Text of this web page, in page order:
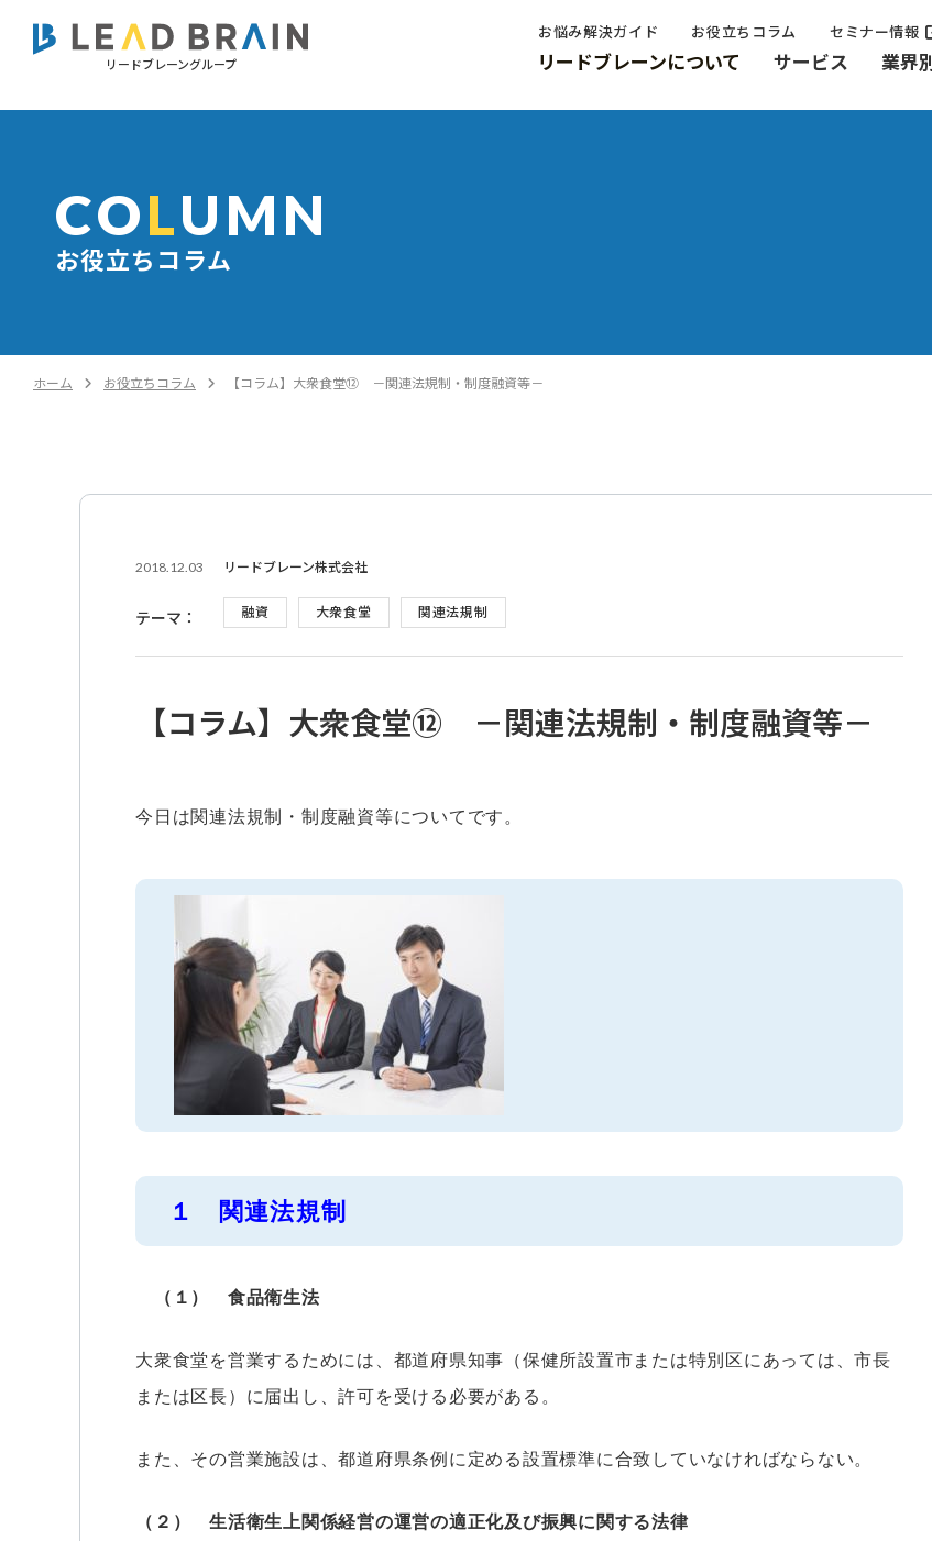
リードブレーングループ
お悩み解決ガイド お役立ちコラム セミナー情報
リードブレーンについて サービス 業界別
お役立ちコラム
COLUMN
ホーム お役立ちコラム 【コラム】大衆食堂⑫ －関連法規制・制度融資等－
2018.12.03 リードブレーン株式会社
テーマ： 融資 大衆食堂 関連法規制
【コラム】大衆食堂⑫ －関連法規制・制度融資等－
今日は関連法規制・制度融資等についてです。
１ 関連法規制
（１） 食品衛生法
大衆食堂を営業するためには、都道府県知事（保健所設置市または特別区にあっては、市長
または区長）に届出し、許可を受ける必要がある。
また、その営業施設は、都道府県条例に定める設置標準に合致していなければならない。
（２） 生活衛生上関係経営の運営の適正化及び振興に関する法律